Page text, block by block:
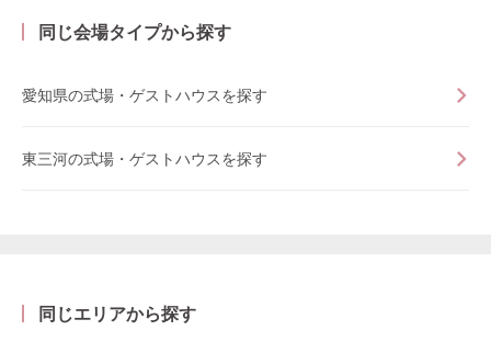
同じ会場タイプから探す
愛知県の式場・ゲストハウスを探す
東三河の式場・ゲストハウスを探す
同じエリアから探す